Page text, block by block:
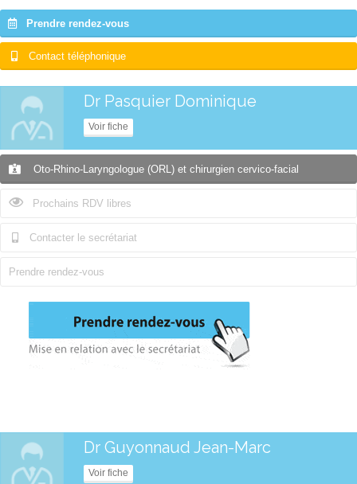
Prendre rendez-vous
Contact téléphonique
Dr Pasquier Dominique
Voir fiche
Oto-Rhino-Laryngologue (ORL) et chirurgien cervico-facial
Prochains RDV libres
Contacter le secrétariat
Prendre rendez-vous
Dr Guyonnaud Jean-Marc
Voir fiche